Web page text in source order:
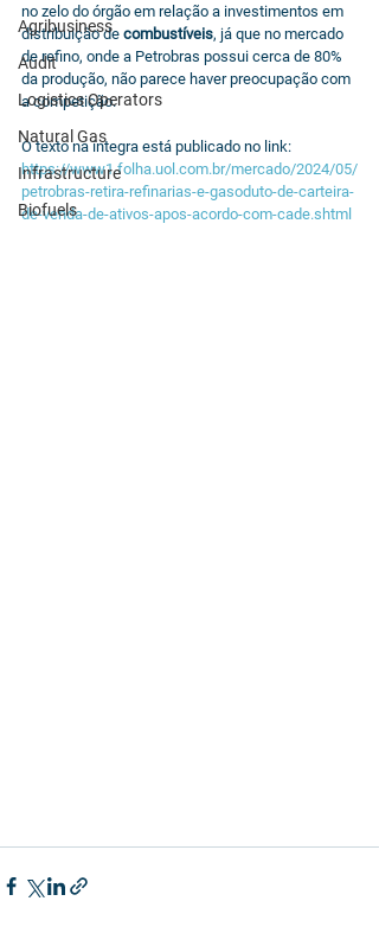
Agribusiness
Audit
Logistics Operators
Natural Gas
Infrastructure
Biofuels
no zelo do órgão em relação a investimentos em
distribuição de combustíveis, já que no mercado
de refino, onde a Petrobras possui cerca de 80%
da produção, não parece haver preocupação com
a competição.
O texto na íntegra está publicado no link:
https://www1.folha.uol.com.br/mercado/2024/05/
petrobras-retira-refinarias-e-gasoduto-de-carteira-
de-venda-de-ativos-apos-acordo-com-cade.shtml